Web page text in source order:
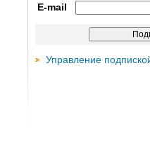
E-mail
Управление